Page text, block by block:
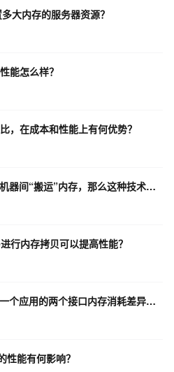
大内存的服务器资源？
能怎么样？
，在成本和性能上有何优势？
如果存在一种技术可以在两台机器间“搬运”内存，那么这种技术可以如何拓展IPC方案的应用范围？
内存拷贝可以提高性能？
在阿里云函数计算中，如果有一个应用的两个接口内存消耗差异很大，应该如何设置内存以节约成本？
能有何影响？